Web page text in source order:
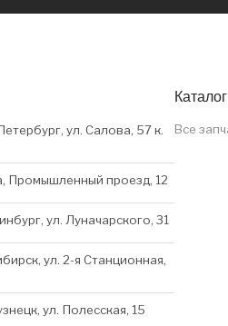
ул. Салова, 57 к.
Промышленный проезд, 12
ул. Луначарского, 31
ул. 2-я Станционная,
ул. Полесская, 15
Каталог
Все